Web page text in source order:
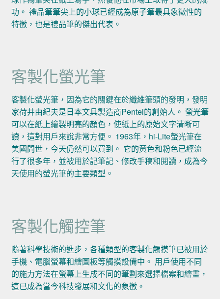
功。 禮品筆筆尖上的小球已經成為原子筆最具象徵性的
特徵，也是禮品筆的傑出代表。
客製化螢光筆
客製化螢光筆，因為它的關鍵在於纖維筆頭的發明，發明
家荷井由紀夫是日本文具製造商Pentel的創始人。 螢光筆
可以在紙上繪製明亮的顏色，使紙上的原始文字清晰可
讀，這對用戶來說非常方便。 1963年，hi-Lite螢光筆在
美國問世，今天仍然可以買到。 它的黃色和粉色已經流
行了很多年，並被用於記筆記、修改手稿和閱讀，成為今
天使用的螢光筆的主要類型。
客製化觸控筆
隨著科學技術的進步，各種類型的客製化觸摸筆已被用於
手機、電腦螢幕和繪圖板等觸摸設備中。 用戶使用不同
的施力方法在螢幕上生成不同的筆劃來選擇檔案和繪畫，
這已成為當今科技發展和文化的象徵。